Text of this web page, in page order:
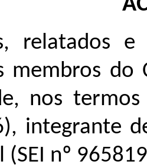
relatados e
membros do
nos
), integrante
nº